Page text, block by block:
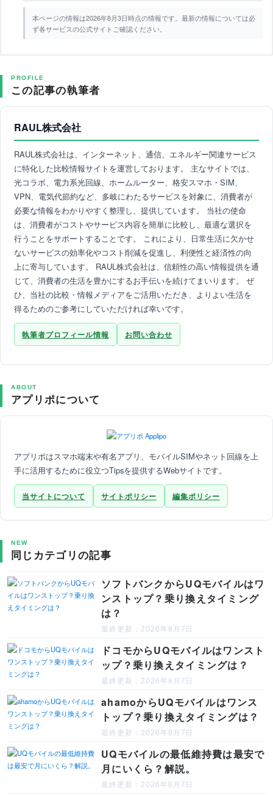
本ページの情報は2026年8月3日時点の情報です。最新の情報については必
ず各サービスの公式サイトご確認ください。
PROFILE
この記事の執筆者
RAUL株式会社
RAUL株式会社は、インターネット、通信、エネルギー関連サービス
に特化した比較情報サイトを運営しております。 主なサイトでは、
光コラボ、電力系光回線、ホームルーター、格安スマホ・SIM、
VPN、電気代節約など、多岐にわたるサービスを対象に、消費者が
必要な情報をわかりやすく整理し、提供しています。 当社の使命
は、消費者がコストやサービス内容を簡単に比較し、最適な選択を
行うことをサポートすることです。 これにより、日常生活に欠かせ
ないサービスの効率化やコスト削減を促進し、利便性と経済性の向
上に寄与しています。 RAUL株式会社は、信頼性の高い情報提供を通
じて、消費者の生活を豊かにするお手伝いを続けてまいります。 ぜ
ひ、当社の比較・情報メディアをご活用いただき、よりよい生活を
得るためのご参考にしていただければ幸いです。
執筆者プロフィール情報 お問い合わせ
ABOUT
アプリポについて
アプリポはスマホ端末や有名アプリ、モバイルSIMやネット回線を上
手に活用するために役立つTipsを提供するWebサイトです。
当サイトについて サイトポリシー 編集ポリシー
NEW
同じカテゴリの記事
ソフトバンクからUQモバイルはワ
ンストップ？乗り換えタイミング
は？
最終更新：2026年8月7日
ドコモからUQモバイルはワンスト
ップ？乗り換えタイミングは？
最終更新：2026年8月7日
ahamoからUQモバイルはワンス
トップ？乗り換えタイミングは？
最終更新：2026年8月7日
UQモバイルの最低維持費は最安で
月にいくら？解説。
最終更新：2026年8月7日